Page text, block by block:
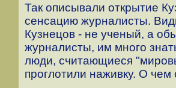
Так описывали открытие
сенсацию журналисты.
Кузнецов - не ученый, а
журналисты, им много
люди, считающиеся
проглотили наживку. О